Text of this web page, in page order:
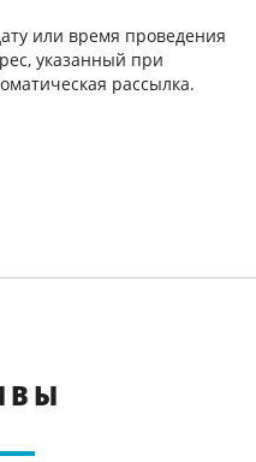
или время проведения
указанный при
рассылка.